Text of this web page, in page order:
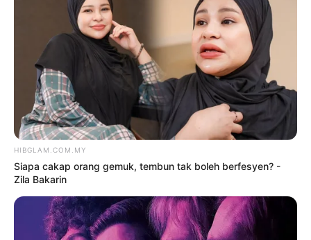
9 Ogos 2026
Goyang ‘terlampau’, Baby Shima
kena hentam lagi
9 Ogos 2026
9 Ogos 2026